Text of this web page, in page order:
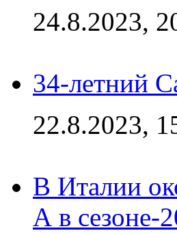
24.8.2023,
34-летний
22.8.2023,
В Италии
А в сезоне-